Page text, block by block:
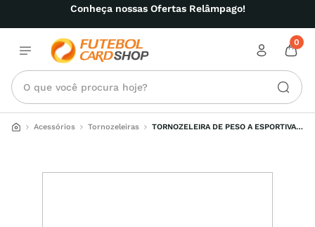
Conheça nossas Ofertas Relâmpago!
0
O que você procura hoje?
Acessórios Tornozeleiras
TORNOZELEIRA DE PESO A ESPORTIVA 2